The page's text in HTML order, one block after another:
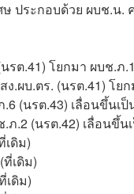
ประกอบด้วย ผบช.น.
รต.41) โยกมา ผบช.ภ.1
.ผบ.ตร. (นรต.41) โย
(นรต.43) เลื่อนขึ้นเป็
.2 (นรต.42) เลื่อนขึ้น
ดิม)
เดิม)
เดิม)